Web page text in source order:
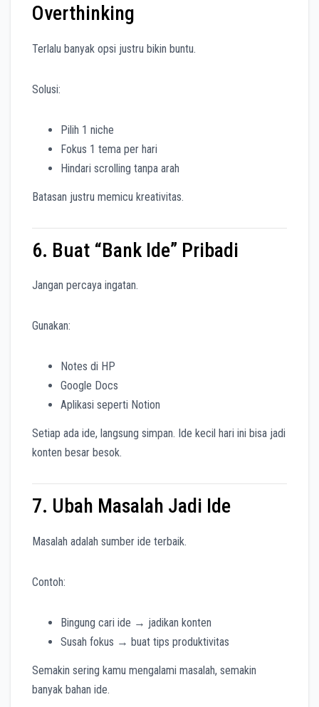
Overthinking
Terlalu banyak opsi justru bikin buntu.
Solusi:
Pilih 1 niche
Fokus 1 tema per hari
Hindari scrolling tanpa arah
Batasan justru memicu kreativitas.
6. Buat “Bank Ide” Pribadi
Jangan percaya ingatan.
Gunakan:
Notes di HP
Google Docs
Aplikasi seperti Notion
Setiap ada ide, langsung simpan. Ide kecil hari ini bisa jadi
konten besar besok.
7. Ubah Masalah Jadi Ide
Masalah adalah sumber ide terbaik.
Contoh:
Bingung cari ide → jadikan konten
Susah fokus → buat tips produktivitas
Semakin sering kamu mengalami masalah, semakin
banyak bahan ide.